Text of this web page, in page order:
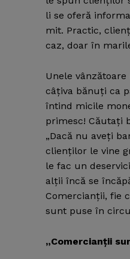
li se oferă
mit. Practic,
caz, doar în
Unele
câţiva bănuţi ca
întind micile
primesc! Căutaţi
„Dacă nu aveţi
clienţilor le vine
le fac un
alţii încă se
Comercianţii, fie
sunt puse în
„Comercianţii